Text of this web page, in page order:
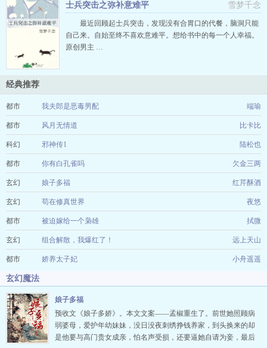
越来越多。-黎遇舟做饭方式前所未见，网友指责他做饭表面花
让直播间网友真实体验…
雪梦千念
士兵突击之弥补意难平
最近回顾起士兵突击，发现没有合胃口的代餐，脑洞只能
自己来。自始至终不喜欢意难平。想给书中的每一个人幸福。
原创男主 …
经典推荐
都市 我夫郎是恶毒男配 端瑜
都市 风月无情道 比卡比
科幻 邪神传1 陆松也
都市 你有白孔雀吗 欠金三两
玄幻 娘子多福 红芹酥酒
玄幻 苟在修真世界 夜悠
都市 被迫嫁给一个枭雄 拭微
玄幻 组合解散，我爆红了！ 远上天山
都市 娇养太子妃 小舟遥遥
玄幻魔法
娘子多福
预收文《娘子多娇》。本文文案——孟椒重生了。前世她照顾病
弱婆母，爱护年幼妹妹，没日没夜刺绣挣钱养家，到头换来的却
是他要与高门贵女成亲，怕名声受损，还要逼她自请为妾，最后